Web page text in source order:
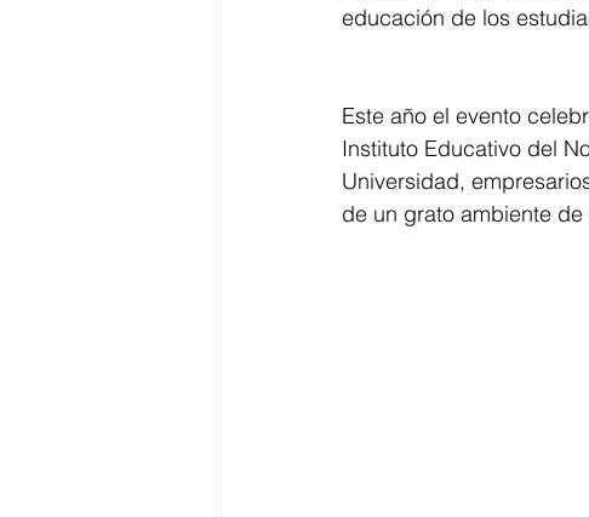
educación de los
Este año el evento
Instituto Educativo del
Universidad,
de un grato ambiente